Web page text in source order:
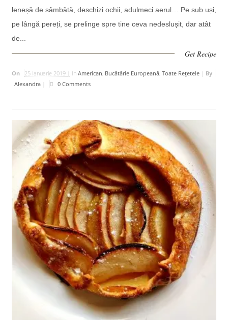
leneșă de sâmbătă, deschizi ochii, adulmeci aerul… Pe sub uși,
pe lângă pereți, se prelinge spre tine ceva nedeslușit, dar atât
de...
Get Recipe
On 25 Ianuarie 2019 | In American Bucătărie Europeană, Toate Rețetele| By
Alexandra| 0 Comments